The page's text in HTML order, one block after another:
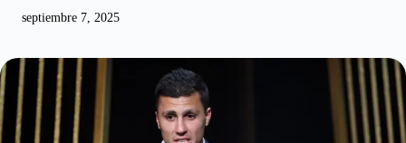
septiembre 7, 2025